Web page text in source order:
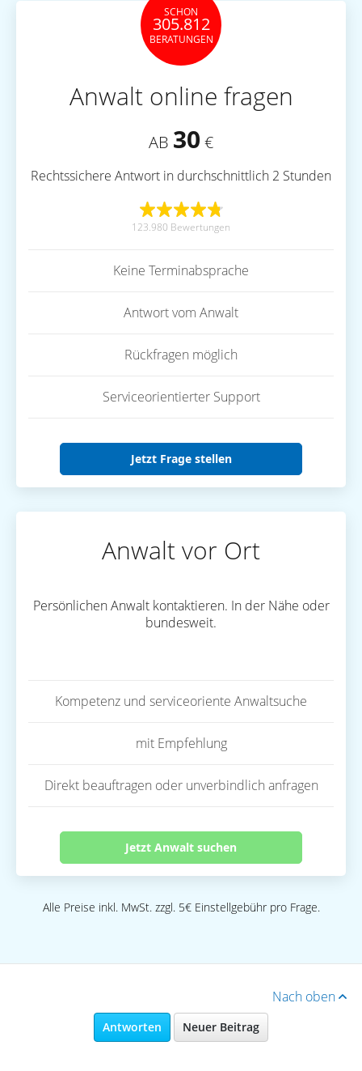
SCHON
305.812
BERATUNGEN
Anwalt online fragen
AB 30 €
Rechtssichere Antwort in durchschnittlich 2 Stunden
123.980 Bewertungen
Keine Terminabsprache
Antwort vom Anwalt
Rückfragen möglich
Serviceorientierter Support
Jetzt Frage stellen
Anwalt vor Ort
Persönlichen Anwalt kontaktieren. In der Nähe oder
bundesweit.
Kompetenz und serviceoriente Anwaltsuche
mit Empfehlung
Direkt beauftragen oder unverbindlich anfragen
Jetzt Anwalt suchen
Alle Preise inkl. MwSt. zzgl. 5€ Einstellgebühr pro Frage.
Nach oben
Antworten Neuer Beitrag